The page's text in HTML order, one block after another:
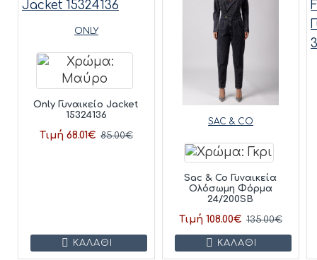
ONLY
Only Γυναικείο Jacket
15324136
Τιμή 68.01€ 85.00€
ΚΑΛΆΘΙ
SAC & CO
Sac & Co Γυναικεία
Ολόσωμη Φόρμα
24/200SB
Τιμή 108.00€ 135.00€
ΚΑΛΆΘΙ